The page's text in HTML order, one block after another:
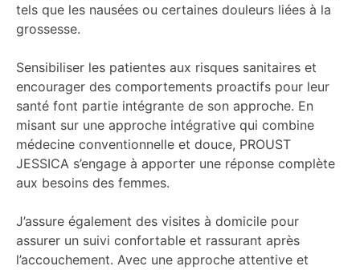
tels que les nausées ou certaines douleurs liées à la
grossesse.
Sensibiliser les patientes aux risques sanitaires et
encourager des comportements proactifs pour leur
santé font partie intégrante de son approche. En
misant sur une approche intégrative qui combine
médecine conventionnelle et douce, PROUST
JESSICA s’engage à apporter une réponse complète
aux besoins des femmes.
J’assure également des visites à domicile pour
assurer un suivi confortable et rassurant après
l’accouchement. Avec une approche attentive et